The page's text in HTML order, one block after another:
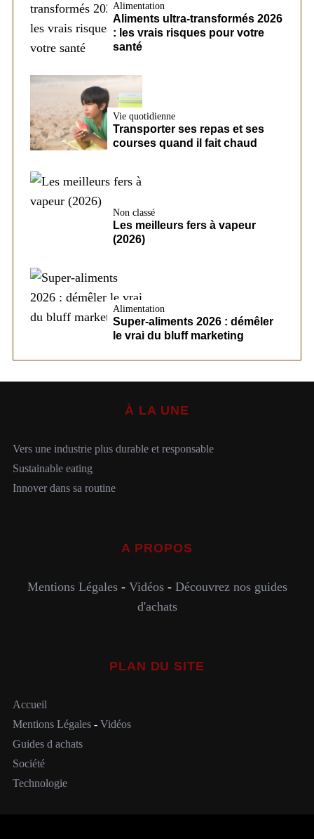
Alimentation
Aliments ultra-transformés 2026
: les vrais risques pour votre
santé
Vie quotidienne
Transporter ses repas et ses
courses quand il fait chaud
Non classé
Les meilleurs fers à vapeur
(2026)
Alimentation
Super-aliments 2026 : démêler
le vrai du bluff marketing
À LA UNE
Vers une industrie plus durable et responsable
Sustainable eating
Innover dans sa routine
A PROPOS
Mentions Légales- Vidéos- Découvrez nos guides
d'achats
PLAN DU SITE
Accueil
Mentions Légales- Vidéos
Guides d achats
Société
Technologie